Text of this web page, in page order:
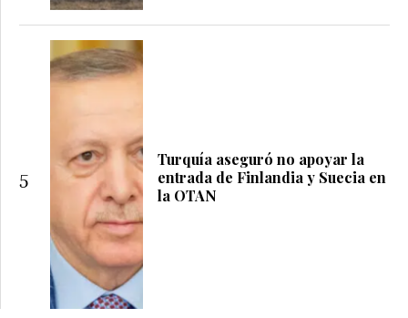
5
Turquía aseguró no apoyar la
entrada de Finlandia y Suecia en
la OTAN